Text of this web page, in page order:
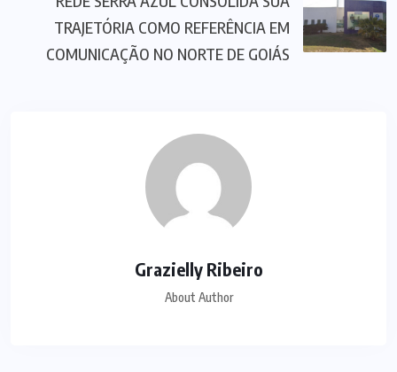
TRAJETÓRIA COMO REFERÊNCIA EM
COMUNICAÇÃO NO NORTE DE GOIÁS
Grazielly Ribeiro
About Author